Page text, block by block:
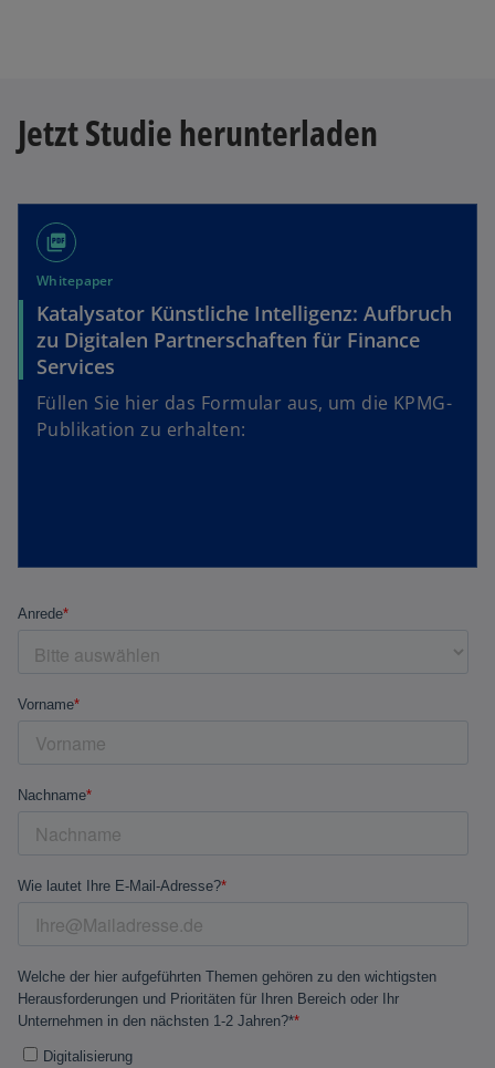
Jetzt Studie herunterladen
picture_as_pdf
Whitepaper
Katalysator Künstliche Intelligenz: Aufbruch
zu Digitalen Partnerschaften für Finance
Services
Füllen Sie hier das Formular aus, um die KPMG-
Publikation zu erhalten: